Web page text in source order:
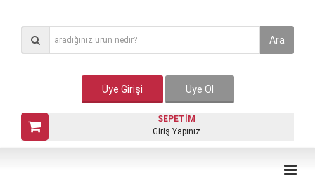
Ara
Üye Girişi Üye Ol
SEPETİM
Giriş Yapınız